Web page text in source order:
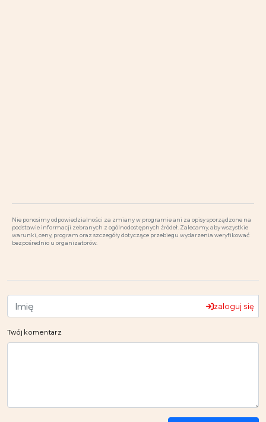
Nie ponosimy odpowiedzialności za zmiany w programie ani za opisy sporządzone na
podstawie informacji zebranych z ogólnodostępnych źródeł. Zalecamy, aby wszystkie
warunki, ceny, program oraz szczegóły dotyczące przebiegu wydarzenia weryfikować
bezpośrednio u organizatorów.
zaloguj się
Twój komentarz